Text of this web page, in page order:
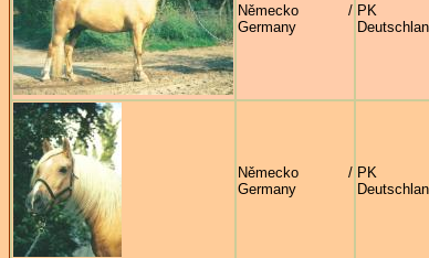
Německo /
Germany
PK
Německo /
Germany
PK